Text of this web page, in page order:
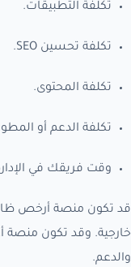
تكلفة التطبيقات.
تكلفة تحسين SEO.
تكلفة المحتوى.
تكلفة الدعم أو
وقت فريقك في
قد تكون منصة أرخص
خارجية. وقد تكون منصة
والدعم.